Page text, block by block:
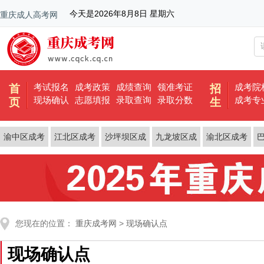
重庆成人高考网 今天是2026年8月8日 星期六
首
页
考试报名 成考政策 成绩查询
领准考证
现场确认
志愿填报 录取查询 录取分数
招
生
成考院
成考专
渝中区成考 江北区成考
沙坪坝区成
考
九龙坡区成
考
渝北区成考
您现在的位置： 重庆成考网 > 现场确认点
现场确认点